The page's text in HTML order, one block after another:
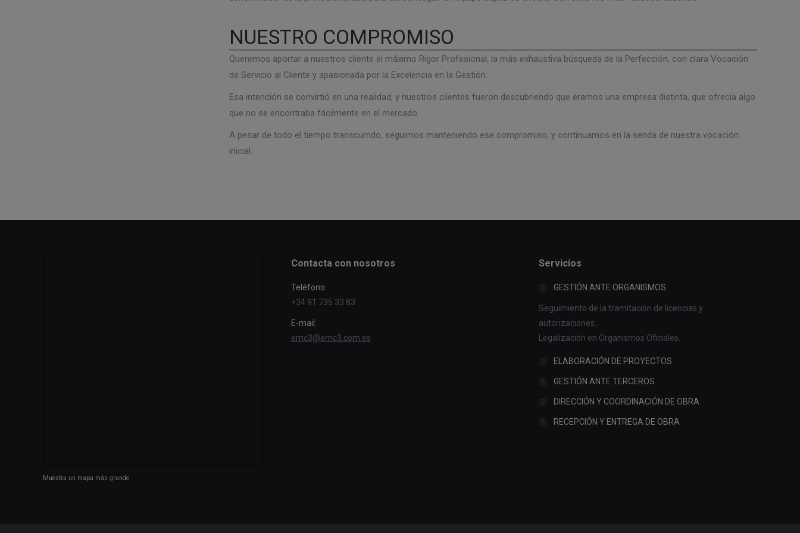
NUESTRO COMPROMISO
Queremos aportar a nuestros cliente el máximo Rigor Profesional, la más exhaustiva búsqueda de la Perfección, con clara Vocación
de Servicio al Cliente y apasionada por la Excelencia en la Gestión.
Esa intención se convirtió en una realidad, y nuestros clientes fueron descubriendo que éramos una empresa distinta, que ofrecía algo
que no se encontraba fácilmente en el mercado.
A pesar de todo el tiempo transcurrido, seguimos manteniendo ese compromiso, y continuamos en la senda de nuestra vocación
inicial.
Muestra un mapa más grande
Contacta con nosotros
Teléfono:
+34 91 735 33 83
E-mail:
emc3@emc3.com.es
Servicios
GESTIÓN ANTE ORGANISMOS
Seguimiento de la tramitación de licencias y
autorizaciones.
Legalización en Organismos Oficiales.
ELABORACIÓN DE PROYECTOS
GESTIÓN ANTE TERCEROS
DIRECCIÓN Y COORDINACIÓN DE OBRA
RECEPCIÓN Y ENTREGA DE OBRA